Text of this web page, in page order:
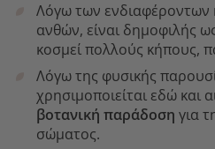
Λόγω των
ανθών, είναι δημοφιλής
κοσμεί πολλούς κήπους,
Λόγω της φυσικής
χρησιμοποιείται εδώ και
βοτανική παράδοση για
σώματος.